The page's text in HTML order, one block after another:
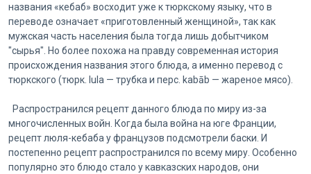
названия «кебаб» восходит уже к тюркскому языку, что в
переводе означает «приготовленный женщиной», так как
мужская часть населения была тогда лишь добытчиком
"сырья". Но более похожа на правду современная история
происхождения названия этого блюда, а именно перевод с
тюркского (тюрк. lula — трубка и перс. kabāb — жареное мясо).
Распространился рецепт данного блюда по миру из-за
многочисленных войн. Когда была война на юге Франции,
рецепт люля-кебаба у французов подсмотрели баски. И
постепенно рецепт распространился по всему миру. Особенно
популярно это блюдо стало у кавказских народов, они